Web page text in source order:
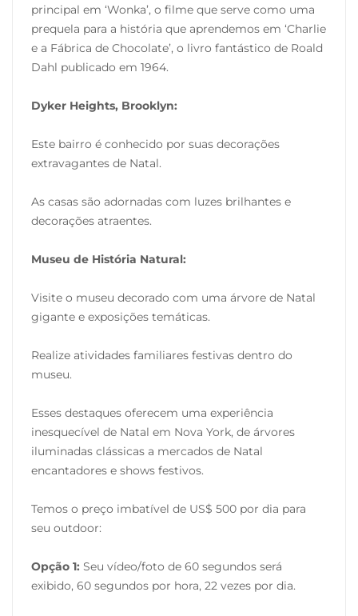
principal em ‘Wonka’, o filme que serve como uma
prequela para a história que aprendemos em ‘Charlie
e a Fábrica de Chocolate’, o livro fantástico de Roald
Dahl publicado em 1964.
Dyker Heights, Brooklyn:
Este bairro é conhecido por suas decorações
extravagantes de Natal.
As casas são adornadas com luzes brilhantes e
decorações atraentes.
Museu de História Natural:
Visite o museu decorado com uma árvore de Natal
gigante e exposições temáticas.
Realize atividades familiares festivas dentro do
museu.
Esses destaques oferecem uma experiência
inesquecível de Natal em Nova York, de árvores
iluminadas clássicas a mercados de Natal
encantadores e shows festivos.
Temos o preço imbatível de US$ 500 por dia para
seu outdoor:
Opção 1: Seu vídeo/foto de 60 segundos será
exibido, 60 segundos por hora, 22 vezes por dia.